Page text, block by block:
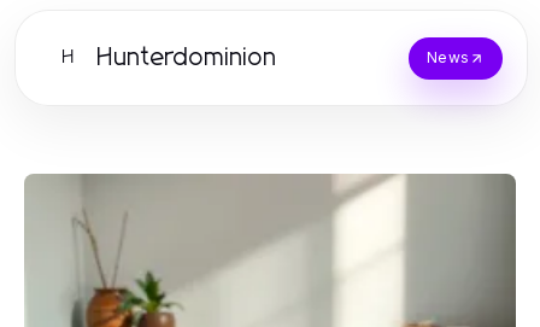
H Hunterdominion News